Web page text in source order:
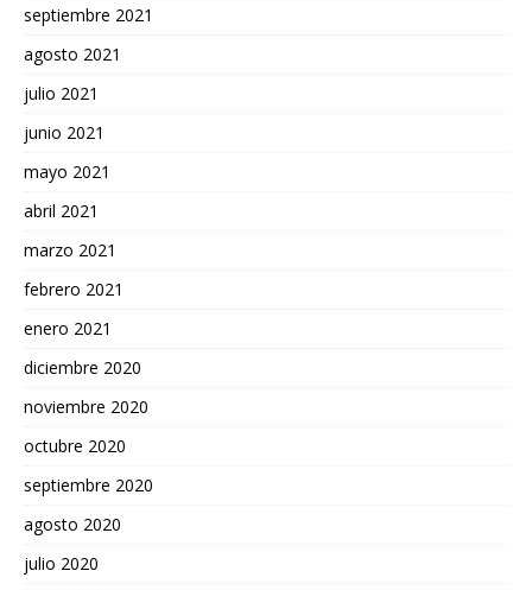
septiembre 2021
agosto 2021
julio 2021
junio 2021
mayo 2021
abril 2021
marzo 2021
febrero 2021
enero 2021
diciembre 2020
noviembre 2020
octubre 2020
septiembre 2020
agosto 2020
julio 2020